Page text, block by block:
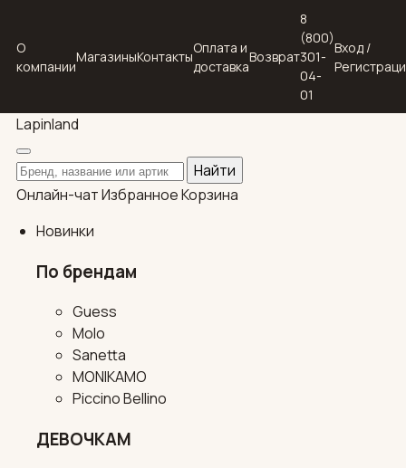
О
компании
МагазиныКонтакты
Оплата и
доставка
Возврат
8
(800)
301-
04-
01
Вход /
Lapinland
Поиск по каталогу
Найти
Онлайн-чатИзбранноеКорзина
Новинки
По брендам
Guess
Molo
Sanetta
MONIKAMO
Piccino Bellino
ДЕВОЧКАМ